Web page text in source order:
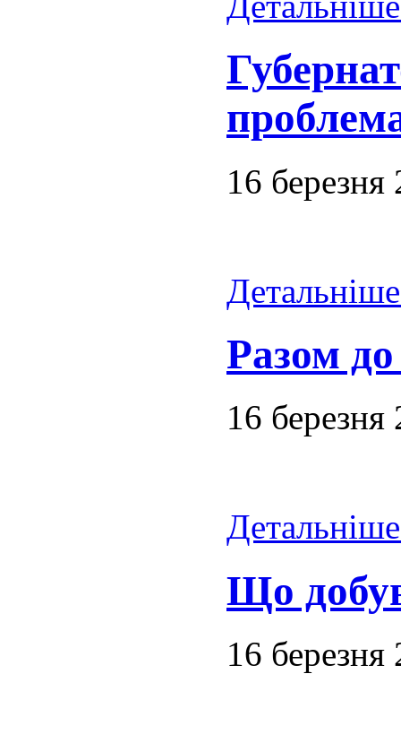
16 березня
Разом
16 березня
Що
16 березня